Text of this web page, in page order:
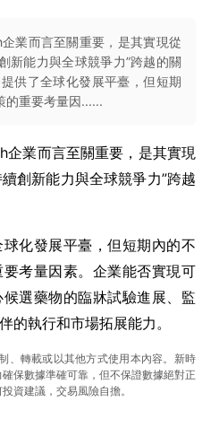
業而言至關重要，是其實現從
新能力與全球競爭力”跨越的關
供了全球化發展平臺，但短期
的重要考量因......
企業而言至關重要，是其實現
創新能力與全球競爭力”跨越
化發展平臺，但短期內的不
考量因素。企業能否實現可
選藥物的臨牀試驗進展、監
的執行和市場拓展能力。
、轉載或以其他方式使用本內容。新時
保數據準確可靠，但不保證數據絕對正
資建議，交易風險自擔。